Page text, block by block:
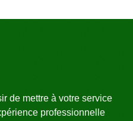
de mettre à votre service
professionnelle